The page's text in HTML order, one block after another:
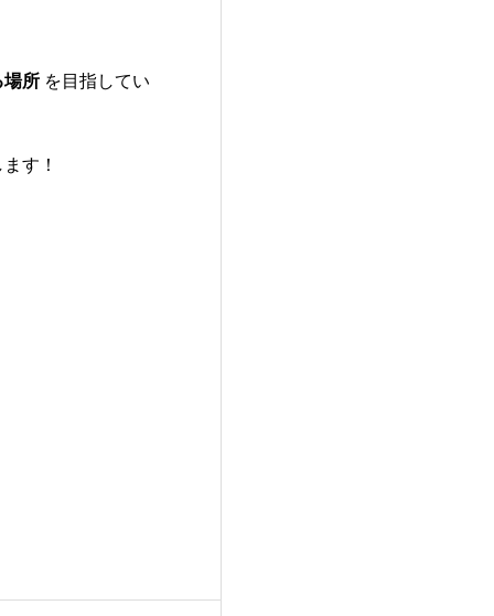
場所 を目指してい
す！